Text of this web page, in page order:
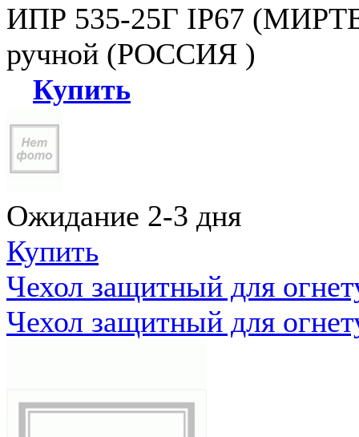
ИПР 535-25Г IP67
ручной (РОССИЯ )
Купить
Ожидание 2-3 дня
Купить
Чехол защитный для
Чехол защитный для